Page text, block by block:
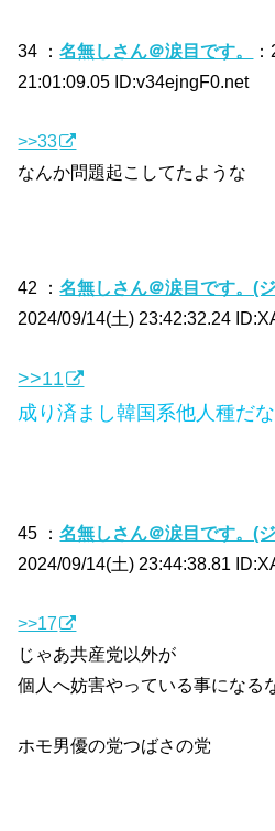
34 ：名無しさん＠涙目です。
21:01:09.05 ID:v34ejngF0.net
>>33
なんか問題起こしてたような
42 ：名無しさん＠涙目です。(
2024/09/14(土) 23:42:32.24
>>11
成り済まし韓国系他人種だな
45 ：名無しさん＠涙目です。(
2024/09/14(土) 23:44:38.81
>>17
じゃあ共産党以外が
個人へ妨害やっている事になる
ホモ男優の党つばさの党